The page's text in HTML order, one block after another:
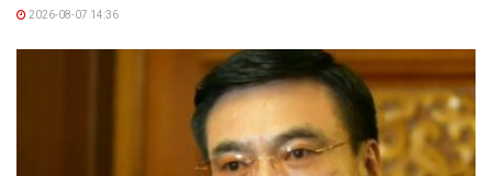
2026-08-07 14:36